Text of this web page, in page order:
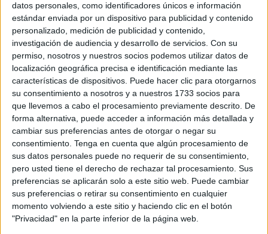
datos personales, como identificadores únicos e información
estándar enviada por un dispositivo para publicidad y contenido
personalizado, medición de publicidad y contenido,
investigación de audiencia y desarrollo de servicios. Con su
permiso, nosotros y nuestros socios podemos utilizar datos de
localización geográfica precisa e identificación mediante las
características de dispositivos. Puede hacer clic para otorgarnos
su consentimiento a nosotros y a nuestros 1733 socios para
que llevemos a cabo el procesamiento previamente descrito. De
forma alternativa, puede acceder a información más detallada y
cambiar sus preferencias antes de otorgar o negar su
consentimiento. Tenga en cuenta que algún procesamiento de
sus datos personales puede no requerir de su consentimiento,
pero usted tiene el derecho de rechazar tal procesamiento. Sus
preferencias se aplicarán solo a este sitio web. Puede cambiar
sus preferencias o retirar su consentimiento en cualquier
momento volviendo a este sitio y haciendo clic en el botón
"Privacidad" en la parte inferior de la página web.
POR ISABEL JIMÉNEZ 16/05/2026 0
La Amargura emociona en un nuevo
Miércoles Santo lleno de fe y sentimiento
POR MARIBEL TENA 01/04/2026 0
Preocupación por el estado de las Murallas
Meriníes tras las borrascas al detectarse
fugas y grietas
POR ISABEL JIMÉNEZ 18/02/2026 2
Más que un coro, una familia: así son los
'Jóvenes Flamencos'
POR MARIBEL TENA 01/12/2025 0
Cuando el “okupa” sale victorioso, la historia
de Pedro Andrés Aranda
POR EVA CEREZO 17/11/2025 6